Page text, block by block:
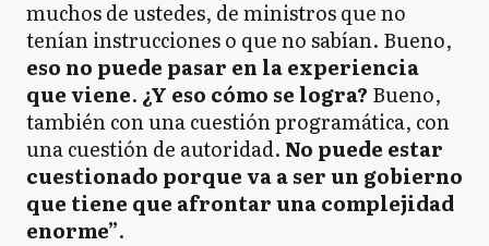
muchos de ustedes, de ministros que no
tenían instrucciones o que no sabían. Bueno,
eso no puede pasar en la experiencia
que viene. ¿Y eso cómo se logra? Bueno,
también con una cuestión programática, con
una cuestión de autoridad. No puede estar
cuestionado porque va a ser un gobierno
que tiene que afrontar una complejidad
enorme”.